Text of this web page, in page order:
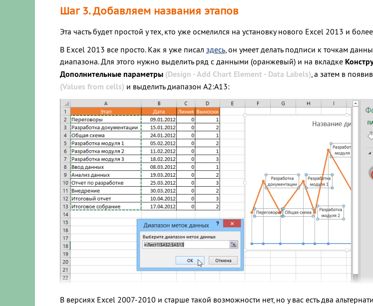
Шаг 3. Добавляем названия этапов
Эта часть будет простой у тех, кто уже осмелился на установку нового Excel 2013 и
В Excel 2013 все просто. Как я уже писал здесь, он умеет делать подписи к точкам
диапазона. Для этого нужно выделить ряд с данными (оранжевый) и на вкладке
Дополнительные параметры (Design - Add Chart Element - Data Labels), а затем в
(Values from cells) и выделить диапазон A2:A13:
В версиях Excel 2007-2010 и старше такой возможности нет, но у вас есть два